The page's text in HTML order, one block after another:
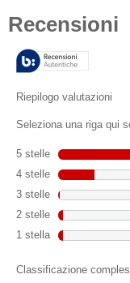
stelle.
249
recensioni